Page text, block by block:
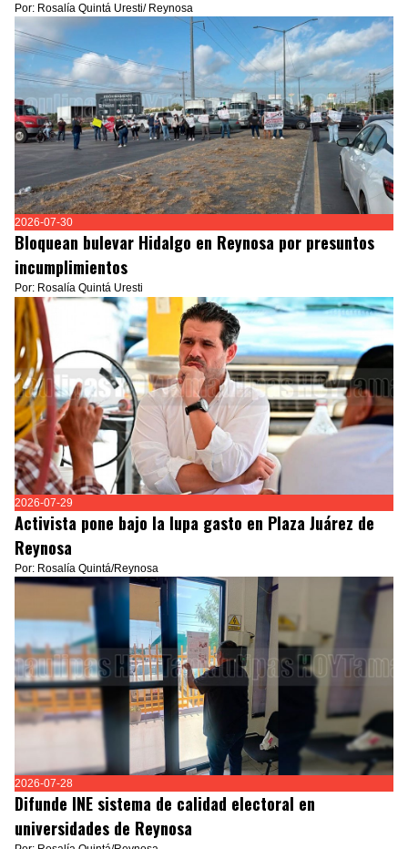
Por: Rosalía Quintá Uresti/ Reynosa
2026-07-30
Bloquean bulevar Hidalgo en Reynosa por presuntos
incumplimientos
Por: Rosalía Quintá Uresti
2026-07-29
Activista pone bajo la lupa gasto en Plaza Juárez de
Reynosa
Por: Rosalía Quintá/Reynosa
2026-07-28
Difunde INE sistema de calidad electoral en
universidades de Reynosa